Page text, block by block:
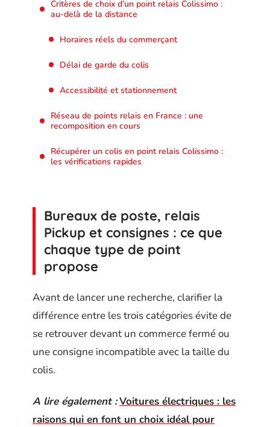
Critères de choix d’un point relais Colissimo :
au-delà de la distance
Horaires réels du commerçant
Délai de garde du colis
Accessibilité et stationnement
Réseau de points relais en France : une
recomposition en cours
Récupérer un colis en point relais Colissimo :
les vérifications rapides
Bureaux de poste, relais
Pickup et consignes : ce que
chaque type de point
propose
Avant de lancer une recherche, clarifier la
différence entre les trois catégories évite de
se retrouver devant un commerce fermé ou
une consigne incompatible avec la taille du
colis.
A lire également :Voitures électriques : les
raisons qui en font un choix idéal pour